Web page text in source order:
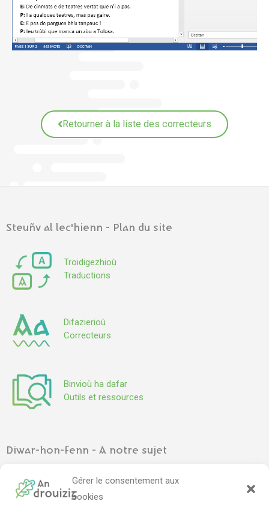
Gérer le consentement aux
cookies
Retourner à la liste des correcteurs
Steuñv al lec'hienn - Plan du site
Troidigezhioù
Traductions
Difazierioù
Correcteurs
Binvioù ha dafar
Outils et ressources
Diwar-hon-fenn - A notre sujet
Pennadoù kazetennoù